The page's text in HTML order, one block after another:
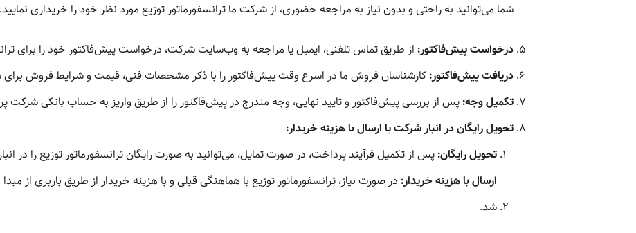
شما می‌توانید به راحتی و بدون نیاز به مراجعه حضوری، از شرکت ما ترانسفورماتور توزیع مورد نظر خود را خریداری
درخواست پیش‌فاکتور: از طریق تماس تلفنی، ایمیل یا مراجعه به وب‌سایت شرکت، درخواست پیش‌فاکتور خود را برای
دریافت پیش‌فاکتور: کارشناسان فروش ما در اسرع وقت پیش‌فاکتور را با ذکر مشخصات فنی، قیمت و شرایط فروش برای
تکمیل وجه: پس از بررسی پیش‌فاکتور و تایید نهایی، وجه مندرج در پیش‌فاکتور را از طریق واریز به حساب بانکی شرکت
تحویل رایگان در انبار شرکت یا ارسال با هزینه خریدار:
تحویل رایگان: پس از تکمیل فرآیند پرداخت، در صورت تمایل، می‌توانید به صورت رایگان ترانسفورماتور توزیع را در
ارسال با هزینه خریدار: در صورت نیاز، ترانسفورماتور توزیع با هماهنگی قبلی و با هزینه خریدار از طریق باربری از
شد.